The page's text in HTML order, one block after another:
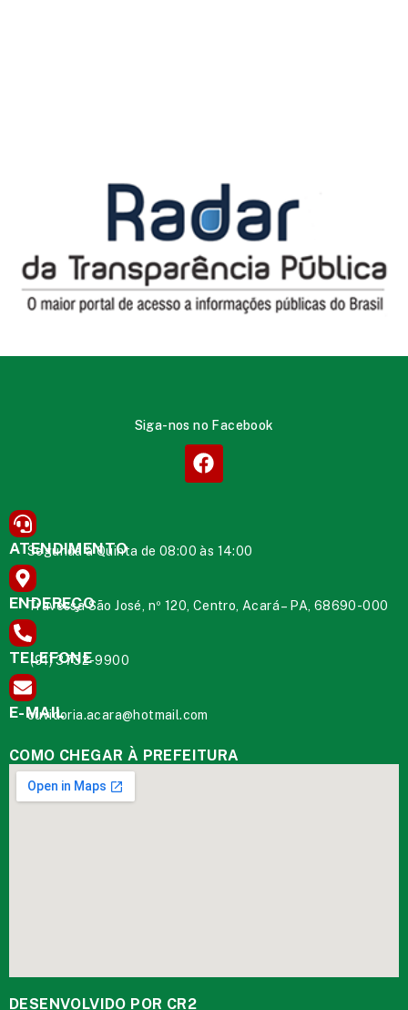
Siga-nos no Facebook
ATENDIMENTO
Segunda à Quinta de 08:00 às 14:00
ENDEREÇO
Travessa São José, nº 120, Centro, Acará – PA, 68690-000
TELEFONE
(91) 3732-9900
E-MAIL
ouvidoria.acara@hotmail.com
COMO CHEGAR À PREFEITURA
DESENVOLVIDO POR CR2